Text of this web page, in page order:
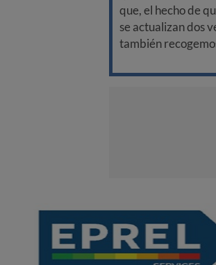
que, el hecho de
se actualizan dos
también